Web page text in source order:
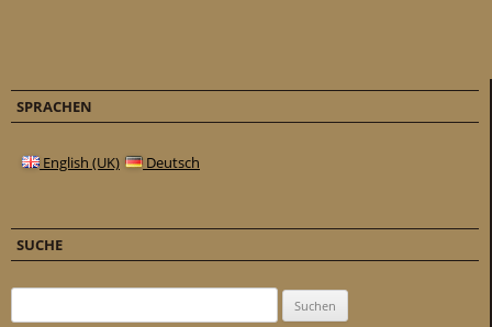
SPRACHEN
English (UK) Deutsch
SUCHE